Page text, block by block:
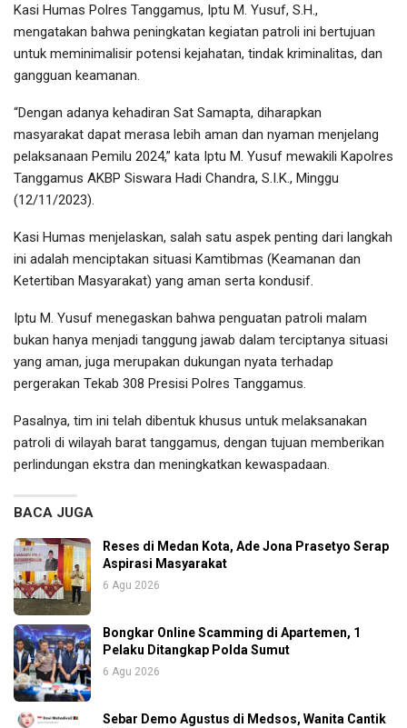
Kasi Humas Polres Tanggamus, Iptu M. Yusuf, S.H.,
mengatakan bahwa peningkatan kegiatan patroli ini bertujuan
untuk meminimalisir potensi kejahatan, tindak kriminalitas, dan
gangguan keamanan.
“Dengan adanya kehadiran Sat Samapta, diharapkan
masyarakat dapat merasa lebih aman dan nyaman menjelang
pelaksanaan Pemilu 2024,” kata Iptu M. Yusuf mewakili Kapolres
Tanggamus AKBP Siswara Hadi Chandra, S.I.K., Minggu
(12/11/2023).
Kasi Humas menjelaskan, salah satu aspek penting dari langkah
ini adalah menciptakan situasi Kamtibmas (Keamanan dan
Ketertiban Masyarakat) yang aman serta kondusif.
Iptu M. Yusuf menegaskan bahwa penguatan patroli malam
bukan hanya menjadi tanggung jawab dalam terciptanya situasi
yang aman, juga merupakan dukungan nyata terhadap
pergerakan Tekab 308 Presisi Polres Tanggamus.
Pasalnya, tim ini telah dibentuk khusus untuk melaksanakan
patroli di wilayah barat tanggamus, dengan tujuan memberikan
perlindungan ekstra dan meningkatkan kewaspadaan.
BACA JUGA
Reses di Medan Kota, Ade Jona Prasetyo Serap
Aspirasi Masyarakat
6 Agu 2026
Bongkar Online Scamming di Apartemen, 1
Pelaku Ditangkap Polda Sumut
6 Agu 2026
Sebar Demo Agustus di Medsos, Wanita Cantik